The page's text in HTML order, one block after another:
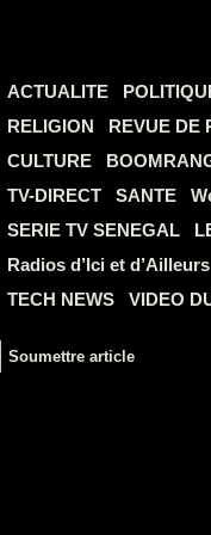
ACTUALITE
RELIGION
REVUE DE
CULTURE
TV-DIRECT
SANTE
SERIE TV SENEGAL
Radios d’Ici et d’Ailleurs
TECH NEWS
VIDEO
Soumettre article